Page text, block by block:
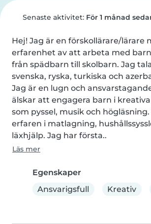
Senaste aktivitet: För 1 månad
Hej! Jag är en förskollärare/lärare
erfarenhet av att arbeta med
från spädbarn till skolbarn. Jag
svenska, ryska, turkiska och
Jag är en lugn och
älskar att engagera barn i
som pyssel, musik och högläsning.
erfaren i matlagning,
läxhjälp. Jag har första..
Läs mer
Egenskaper
Ansvarigsfull
Kreativ